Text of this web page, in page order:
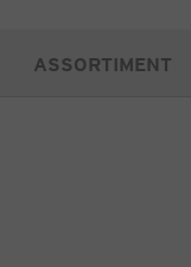
ASSORTIMENT